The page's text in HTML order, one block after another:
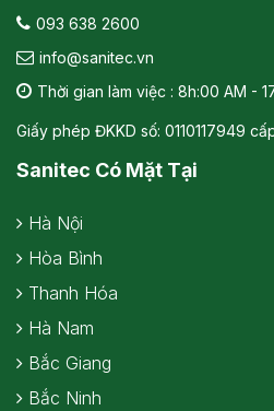
093 638 2600
info@sanitec.vn
Thời gian làm việc : 8h:00 AM -
Giấy phép ĐKKD số: 0110117949
Sanitec Có Mặt Tại
Hà Nội
Hòa Bình
Thanh Hóa
Hà Nam
Bắc Giang
Bắc Ninh